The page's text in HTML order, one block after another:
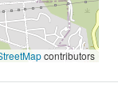
contributors